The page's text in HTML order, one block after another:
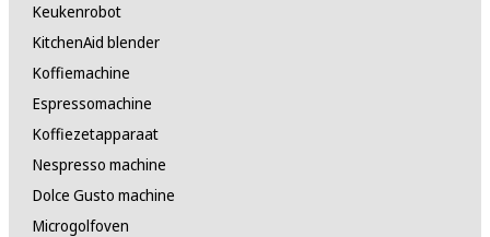
Keukenrobot
KitchenAid blender
Koffiemachine
Espressomachine
Koffiezetapparaat
Nespresso machine
Dolce Gusto machine
Microgolfoven